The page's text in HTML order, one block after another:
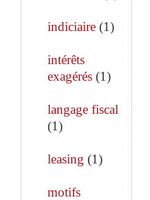
indiciaire (1)
intérêts
exagérés (1)
langage fiscal
(1)
leasing (1)
motifs